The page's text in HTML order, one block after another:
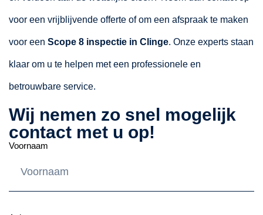
voor een vrijblijvende offerte of om een afspraak te maken
voor een Scope 8 inspectie in Clinge. Onze experts staan
klaar om u te helpen met een professionele en
betrouwbare service.
Wij nemen zo snel mogelijk
contact met u op!
Voornaam